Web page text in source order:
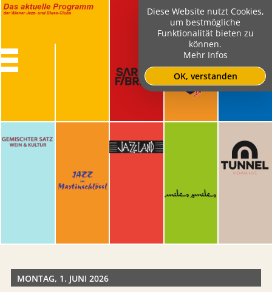
MONTAG, 1. JUNI 2026
Diese Website nutzt Cookies,
um bestmögliche
Funktionalität bieten zu
können.
Mehr Infos
OK, verstanden